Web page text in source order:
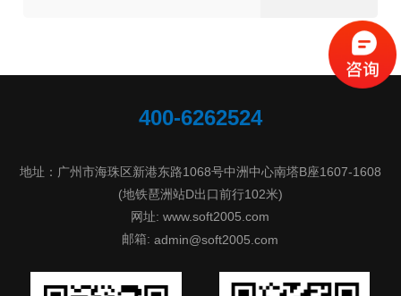
400-6262524
地址：广州市海珠区新港东路1068号中洲中心南塔B座1607-1608
(地铁琶洲站D出口前行102米)
网址: www.soft2005.com
邮箱:admin@soft2005.com